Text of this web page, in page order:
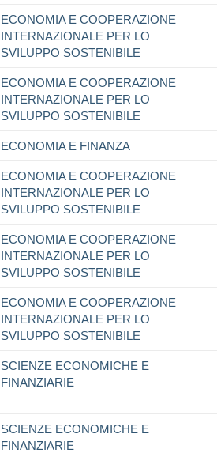
ECONOMIA E COOPERAZIONE
INTERNAZIONALE PER LO
SVILUPPO SOSTENIBILE
ECONOMIA E COOPERAZIONE
INTERNAZIONALE PER LO
SVILUPPO SOSTENIBILE
ECONOMIA E FINANZA
ECONOMIA E COOPERAZIONE
INTERNAZIONALE PER LO
SVILUPPO SOSTENIBILE
ECONOMIA E COOPERAZIONE
INTERNAZIONALE PER LO
SVILUPPO SOSTENIBILE
ECONOMIA E COOPERAZIONE
INTERNAZIONALE PER LO
SVILUPPO SOSTENIBILE
SCIENZE ECONOMICHE E
FINANZIARIE
SCIENZE ECONOMICHE E
FINANZIARIE